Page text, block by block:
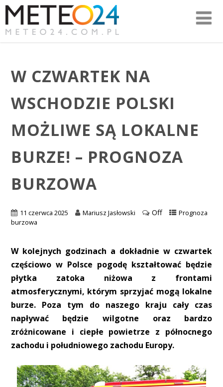
W CZWARTEK NA
WSCHODZIE POLSKI
MOŻLIWE SĄ LOKALNE
BURZE! – PROGNOZA
BURZOWA
11 czerwca 2025 Mariusz Jasłowski Off
Prognoza
burzowa
W kolejnych godzinach a dokładnie w czwartek
częściowo w Polsce pogodę kształtować będzie
płytka zatoka niżowa z frontami
atmosferycznymi, którym sprzyjać mogą lokalne
burze. Poza tym do naszego kraju cały czas
napływać będzie wilgotne oraz bardzo
zróżnicowane i ciepłe powietrze z północnego
zachodu i południowego zachodu Europy.